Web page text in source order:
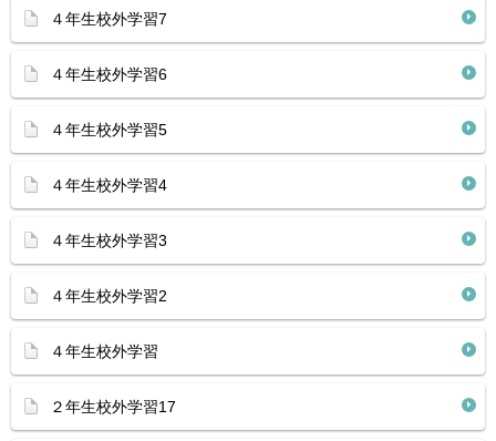
４年生校外学習7
４年生校外学習6
４年生校外学習5
４年生校外学習4
４年生校外学習3
４年生校外学習2
４年生校外学習
２年生校外学習17